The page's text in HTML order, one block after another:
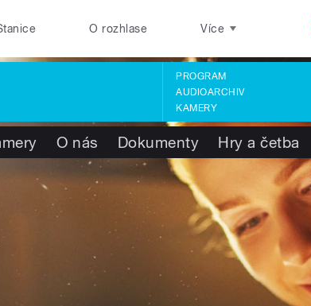
O rozhlase Více
PROGRAM
AUDIOARCHIV
KAMERY
O nás Dokumenty Hry a četba